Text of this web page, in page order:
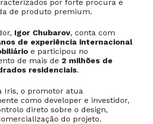
por forte procura e
de produto premium.
Igor Chubarov, conta com
de experiência internacional
e participou no
de mais de 2 milhões de
residenciais.
Iris, o promotor atua
como developer e investidor,
direto sobre o design,
do projeto.